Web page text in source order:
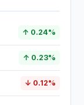
↑ 0.24%
↑ 0.23%
↓ 0.12%